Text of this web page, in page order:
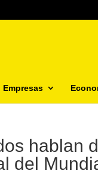
Empresas
hablan
del